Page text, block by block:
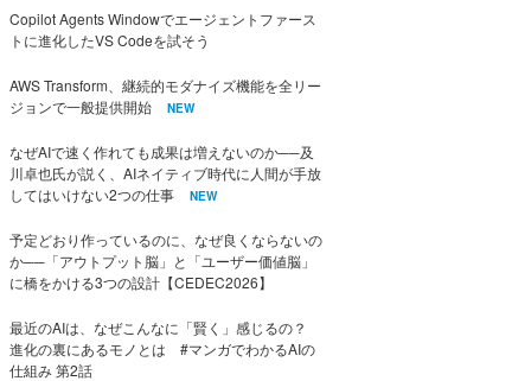
Copilot Agents Windowでエージェントファース
トに進化したVS Codeを試そう
AWS Transform、継続的モダナイズ機能を全リー
ジョンで一般提供開始
NEW
なぜAIで速く作れても成果は増えないのか──及
川卓也氏が説く、AIネイティブ時代に人間が手放
してはいけない2つの仕事
NEW
予定どおり作っているのに、なぜ良くならないの
か──「アウトプット脳」と「ユーザー価値脳」
に橋をかける3つの設計【CEDEC2026】
最近のAIは、なぜこんなに「賢く」感じるの？
進化の裏にあるモノとは #マンガでわかるAIの
仕組み 第2話